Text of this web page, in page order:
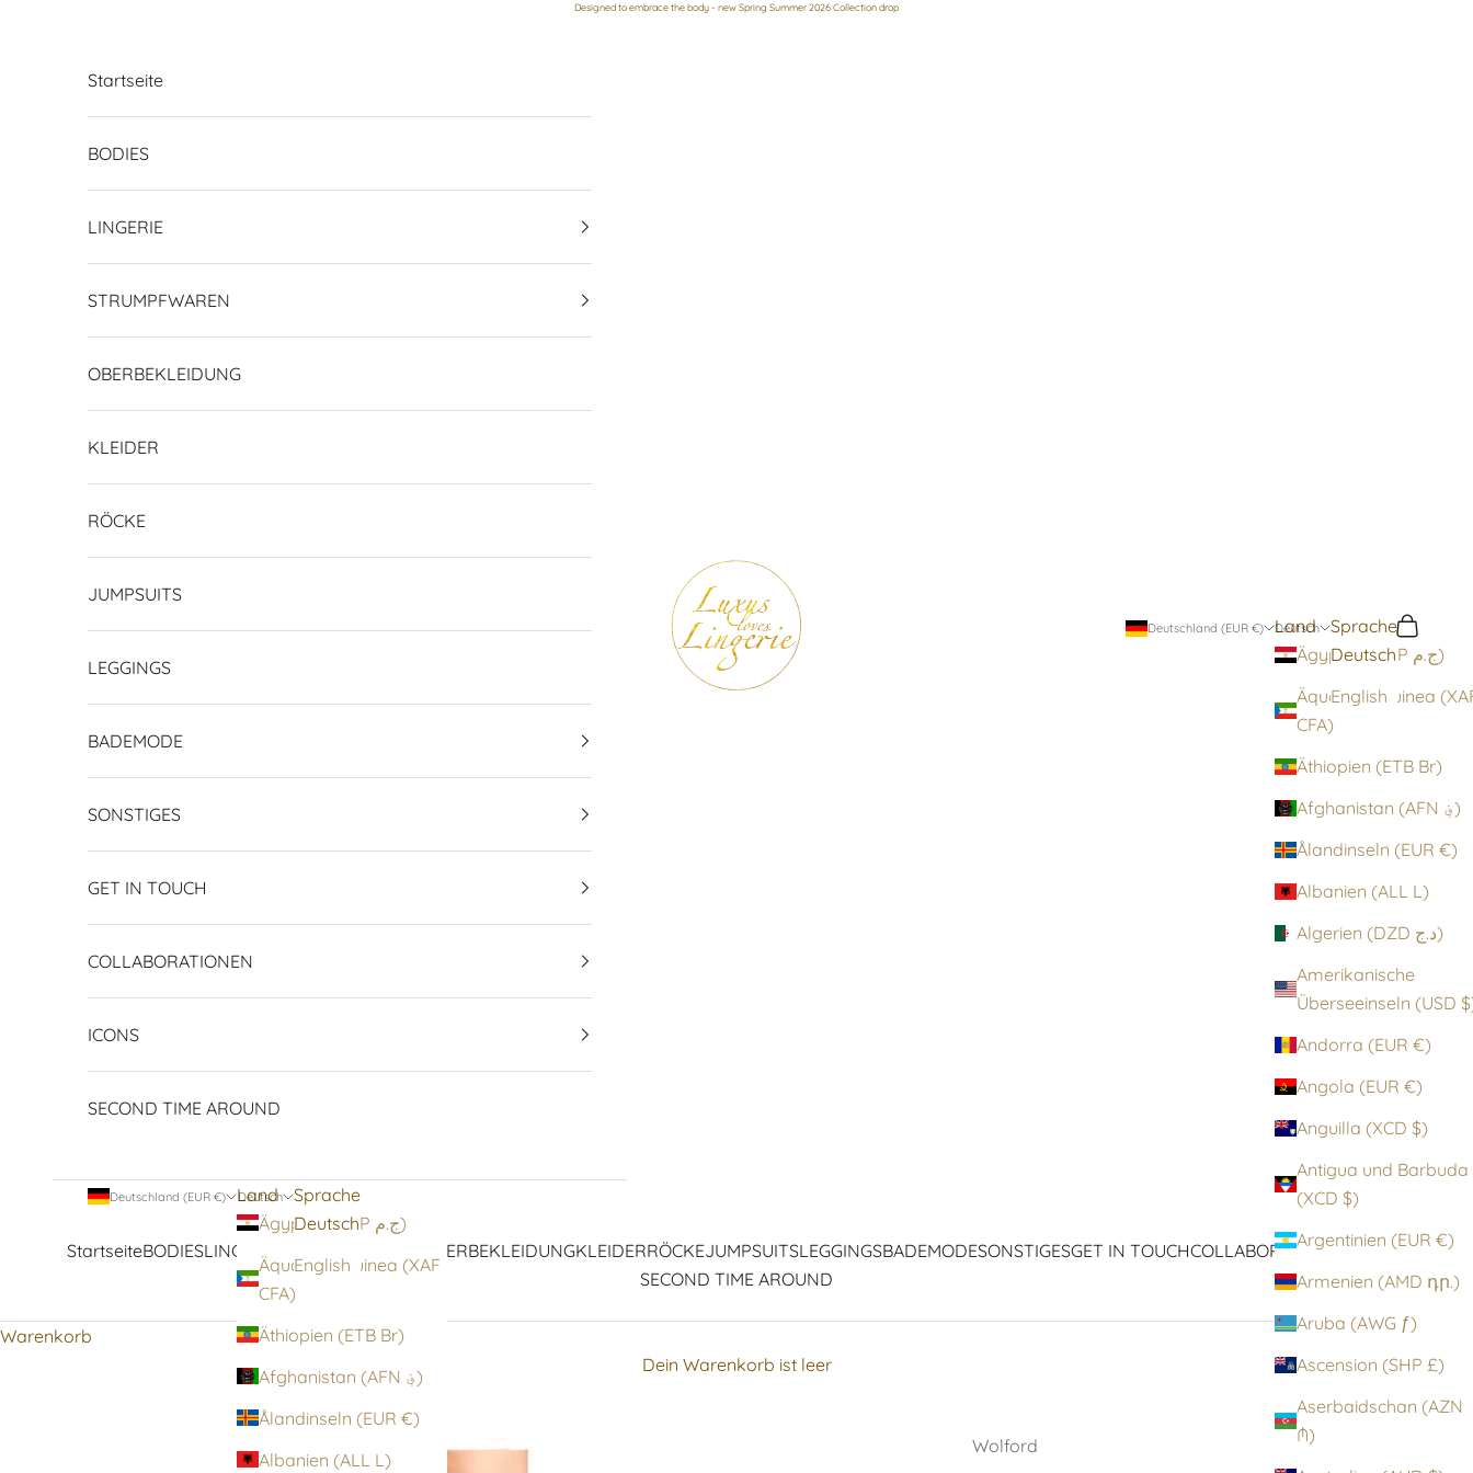
Designed to embrace the body - new Spring Summer 2026 Collection drop
Luxus loves Lingerie
StartseiteBODIESLINGERIE OBERBEKLEIDUNGKLEIDERRÖCKEJUMPSUITSLEGGINGSBADEMODESONSTIGESGET IN TOUCHCOLLABORATIONENICONS
SECOND TIME AROUND
Deutschland (EUR €)
Land
Ägypten (EGP ج.م)
Äquatorialguinea
CFA)
Äthiopien (ETB Br)
Afghanistan (AFN ؋)
Ålandinseln (EUR €)
Albanien (ALL L)
Algerien (DZD د.ج)
Amerikanische
Andorra (EUR €)
Angola (EUR €)
Anguilla (XCD $)
Antigua und Barbuda
(XCD $)
Argentinien (EUR €)
Armenien (AMD դր.)
Aruba (AWG ƒ)
Ascension (SHP £)
Aserbaidschan (AZN
₼)
Deutsch
Sprache
Deutsch
English
Suchen
Startseite
BODIES
LINGERIE
STRUMPFWAREN
OBERBEKLEIDUNG
KLEIDER
RÖCKE
JUMPSUITS
LEGGINGS
BADEMODE
SONSTIGES
GET IN TOUCH
COLLABORATIONEN
ICONS
SECOND TIME AROUND
Deutschland (EUR €)
Land
Ägypten (EGP ج.م)
Äquatorialguinea (XAF
CFA)
Äthiopien (ETB Br)
Afghanistan (AFN ؋)
Ålandinseln (EUR €)
Albanien (ALL L)
Deutsch
Sprache
Deutsch
English
Warenkorb
Dein Warenkorb ist leer
Wolford